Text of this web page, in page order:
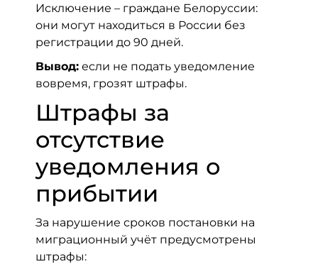
Исключение – граждане Белоруссии:
они могут находиться в России без
регистрации до 90 дней.
Вывод: если не подать уведомление
вовремя, грозят штрафы.
Штрафы за
отсутствие
уведомления о
прибытии
За нарушение сроков постановки на
миграционный учёт предусмотрены
штрафы: